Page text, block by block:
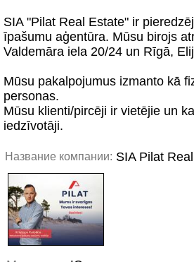
SIA "Pilat Real Estate" ir
īpašumu aģentūra. Mūsu birojs
Valdemāra iela 20/24 un Rīgā,
Mūsu pakalpojumus izmanto kā
personas.
Mūsu klienti/pircēji ir vietējie un
iedzīvotāji.
Название компании: SIA Pilat